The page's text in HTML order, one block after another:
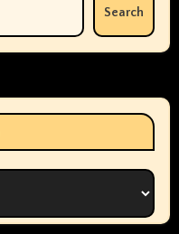
Search